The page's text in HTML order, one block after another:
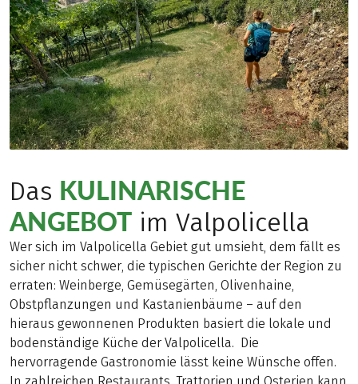
Das KULINARISCHE
ANGEBOT im Valpolicella
Wer sich im Valpolicella Gebiet gut umsieht, dem fällt es
sicher nicht schwer, die typischen Gerichte der Region zu
erraten: Weinberge, Gemüsegärten, Olivenhaine,
Obstpflanzungen und Kastanienbäume – auf den
hieraus gewonnenen Produkten basiert die lokale und
bodenständige Küche der Valpolicella. Die
hervorragende Gastronomie lässt keine Wünsche offen.